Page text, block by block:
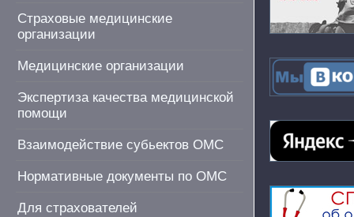
Страховые медицинские
организации
Медицинские организации
Экспертиза качества медицинской
помощи
Взаимодействие субьектов ОМС
Нормативные документы по ОМС
Для страхователей